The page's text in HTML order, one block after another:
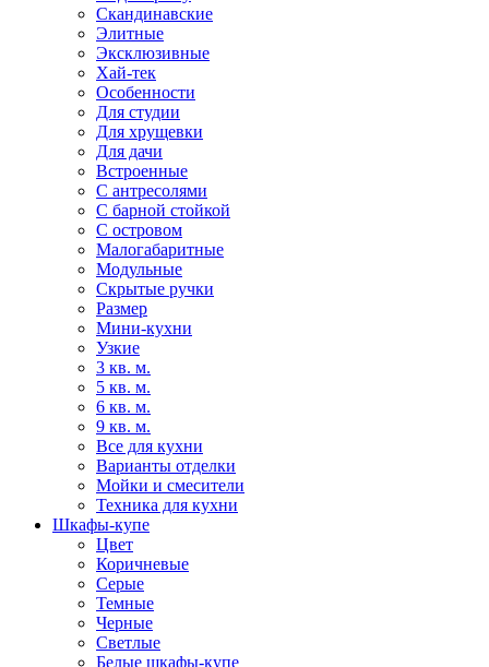
Скандинавские
Элитные
Эксклюзивные
Хай-тек
Особенности
Для студии
Для хрущевки
Для дачи
Встроенные
С антресолями
С барной стойкой
С островом
Малогабаритные
Модульные
Скрытые ручки
Размер
Мини-кухни
Узкие
3 кв. м.
5 кв. м.
6 кв. м.
9 кв. м.
Все для кухни
Варианты отделки
Мойки и смесители
Техника для кухни
Шкафы-купе
Цвет
Коричневые
Серые
Темные
Черные
Светлые
Белые шкафы-купе